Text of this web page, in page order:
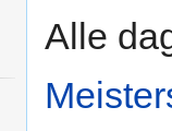
Alle